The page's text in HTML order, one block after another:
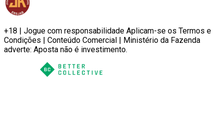
+18 | Jogue com responsabilidade Aplicam-se os Termos e
Condições | Conteúdo Comercial | Ministério da Fazenda
adverte: Aposta não é investimento.